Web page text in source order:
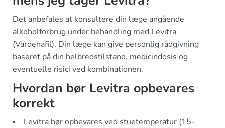
Det anbefales at konsultere din læge angående
alkoholforbrug under behandling med Levitra
(Vardenafil). Din læge kan give personlig rådgivning
baseret på din helbredstilstand, medicindosis og
eventuelle risici ved kombinationen.
Hvordan bør Levitra opbevares
korrekt
Levitra bør opbevares ved stuetemperatur (15-